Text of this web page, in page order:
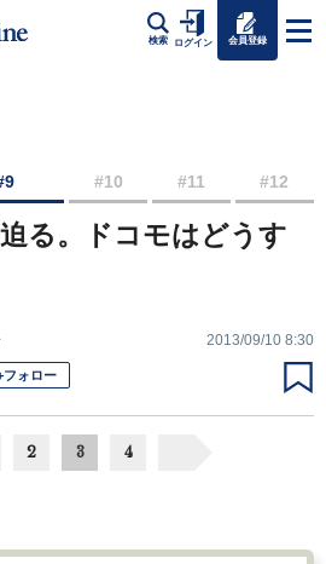
検索 ログイン 会員登録
#10 #11 #12
る。ドコモはどうす
2013/09/10 8:30
フォロー
2 3 4